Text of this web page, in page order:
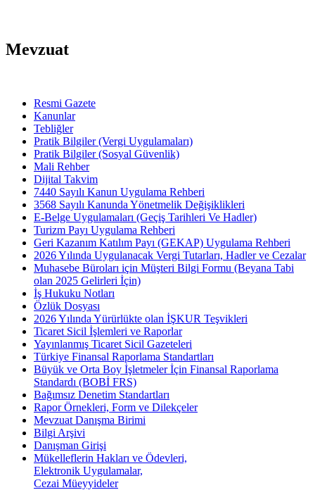
Mevzuat
Resmi Gazete
Kanunlar
Tebliğler
Pratik Bilgiler (Vergi Uygulamaları)
Pratik Bilgiler (Sosyal Güvenlik)
Mali Rehber
Dijital Takvim
7440 Sayılı Kanun Uygulama Rehberi
3568 Sayılı Kanunda Yönetmelik Değişiklikleri
E-Belge Uygulamaları (Geçiş Tarihleri Ve Hadler)
Turizm Payı Uygulama Rehberi
Geri Kazanım Katılım Payı (GEKAP) Uygulama Rehberi
2026 Yılında Uygulanacak Vergi Tutarları, Hadler ve Cezalar
Muhasebe Büroları için Müşteri Bilgi Formu (Beyana Tabi
olan 2025 Gelirleri İçin)
İş Hukuku Notları
Özlük Dosyası
2026 Yılında Yürürlükte olan İŞKUR Teşvikleri
Ticaret Sicil İşlemleri ve Raporlar
Yayınlanmış Ticaret Sicil Gazeteleri
Türkiye Finansal Raporlama Standartları
Büyük ve Orta Boy İşletmeler İçin Finansal Raporlama
Standardı (BOBİ FRS)
Bağımsız Denetim Standartları
Rapor Örnekleri, Form ve Dilekçeler
Mevzuat Danışma Birimi
Bilgi Arşivi
Danışman Girişi
Mükelleflerin Hakları ve Ödevleri,
Elektronik Uygulamalar,
Cezai Müeyyideler